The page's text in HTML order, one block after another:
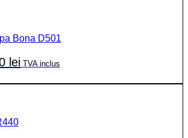
Bona D501
leiPrețul
curent
este:
TVA inclus